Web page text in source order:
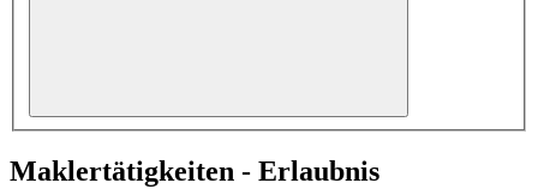
Maklertätigkeiten - Erlaubnis